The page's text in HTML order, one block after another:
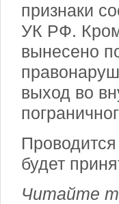
признаки
УК РФ.
вынесено
выход во
Проводится
будет
Читайте